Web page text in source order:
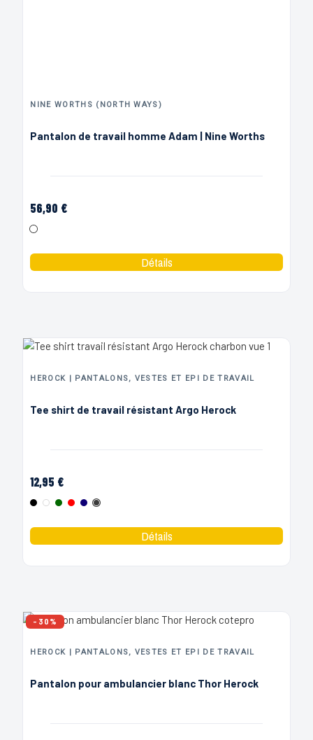
NINE WORTHS (NORTH WAYS)
Pantalon de travail homme Adam | Nine Worths
56,90 €
Gris Noir
HEROCK | PANTALONS, VESTES ET EPI DE TRAVAIL
Tee shirt de travail résistant Argo Herock
12,95 €
NoirBlanc
VertRouge
MarineCharbon
HEROCK | PANTALONS, VESTES ET EPI DE TRAVAIL
Pantalon pour ambulancier blanc Thor Herock
-30%